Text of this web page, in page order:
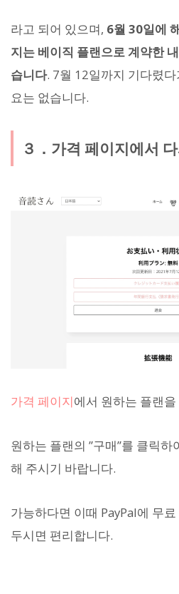
라고 되어 있으며, 6월 30일에
지는 베이직 플랜으로 계약한
습니다. 7월 12일까지 기다렸
요는 없습니다.
３．가격 페이지에서
가격 페이지에서 원하는 플랜
원하는 플랜의 ”구매”를 클릭
해 주시기 바랍니다.
가능하다면 이때 PayPal에 무
두시면 편리합니다.